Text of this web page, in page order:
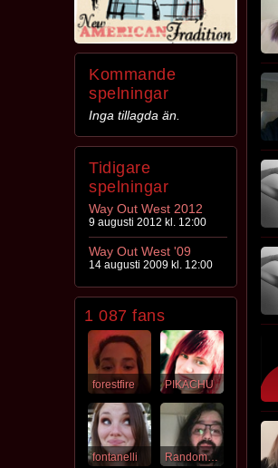
Kommande
spelningar
Inga tillagda än.
Tidigare
spelningar
Way Out West 2012
9 augusti 2012 kl. 12:00
Way Out West '09
14 augusti 2009 kl. 12:00
1 087 fans
forestfire PIKACHU
fontanelli RandomBlackDude